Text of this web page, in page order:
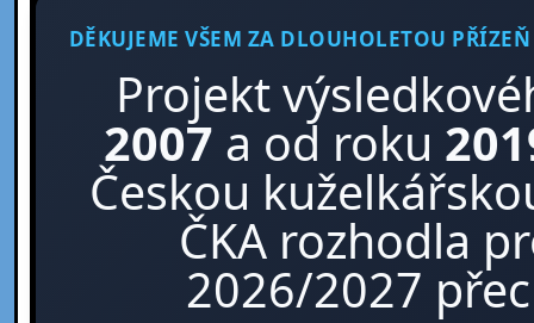
DĚKUJEME VŠEM ZA DLOUHOLETOU PŘÍZEŇ
Projekt
2007 a od roku
Českou
ČKA rozhodla
2026/2027